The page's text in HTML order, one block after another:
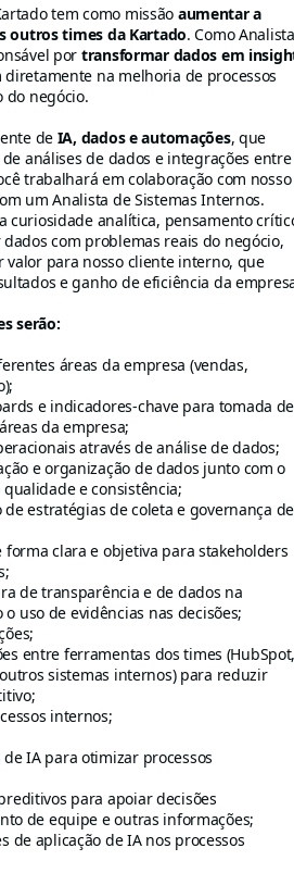
tem como missão aumentar a
outros times da Kartado. Como Analista
por transformar dados em
na melhoria de processos
do negócio.
de IA, dados e automações, que
análises de dados e integrações entre
trabalhará em colaboração com nosso
um Analista de Sistemas Internos.
curiosidade analítica, pensamento
com problemas reais do negócio,
valor para nosso cliente interno, que
e ganho de eficiência da
serão:
áreas da empresa (vendas,
e indicadores-chave para tomada de
da empresa;
através de análise de dados;
e organização de dados junto com o
e consistência;
estratégias de coleta e governança de
clara e objetiva para stakeholders
de transparência e de dados na
uso de evidências nas decisões;
entre ferramentas dos times
sistemas internos) para reduzir
internos;
IA para otimizar processos
para apoiar decisões
de equipe e outras informações;
de aplicação de IA nos processos